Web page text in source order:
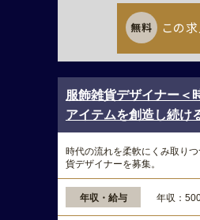
この
服飾雑貨デザイナー＜
アイテムを創造し続け
時代の流れを柔軟にくみ取り
貨デザイナーを募集。
年収・給与 年収：